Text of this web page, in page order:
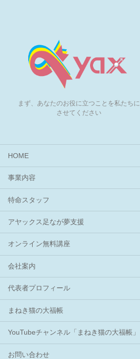
まず、あなたのお役に立つことを私たちに
させてください
HOME
事業内容
特命スタッフ
アヤックス足なが夢支援
オンライン無料講座
会社案内
代表者プロフィール
まねき猫の大福帳
YouTubeチャンネル「まねき猫の大福帳」
お問い合わせ